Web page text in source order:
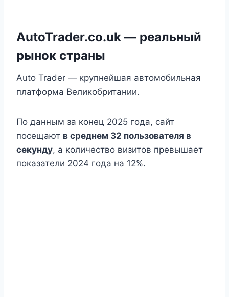
AutoTrader.co.uk — реальный
рынок страны
Auto Trader — крупнейшая автомобильная
платформа Великобритании.
По данным за конец 2025 года, сайт
посещают в среднем 32 пользователя в
секунду, а количество визитов превышает
показатели 2024 года на 12%.